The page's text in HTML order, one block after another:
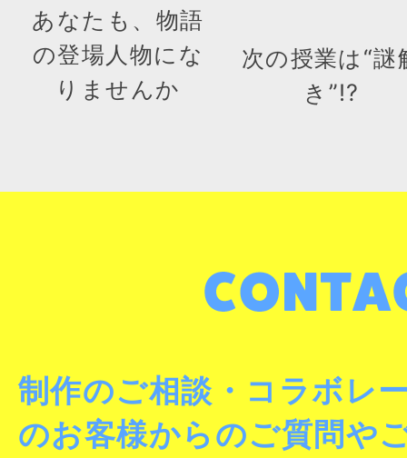
あなたも、物語
の登場人物にな
りませんか
次の授業は“謎
き”!?
制作のご相談・コラボレ
のお客様からのご質問や